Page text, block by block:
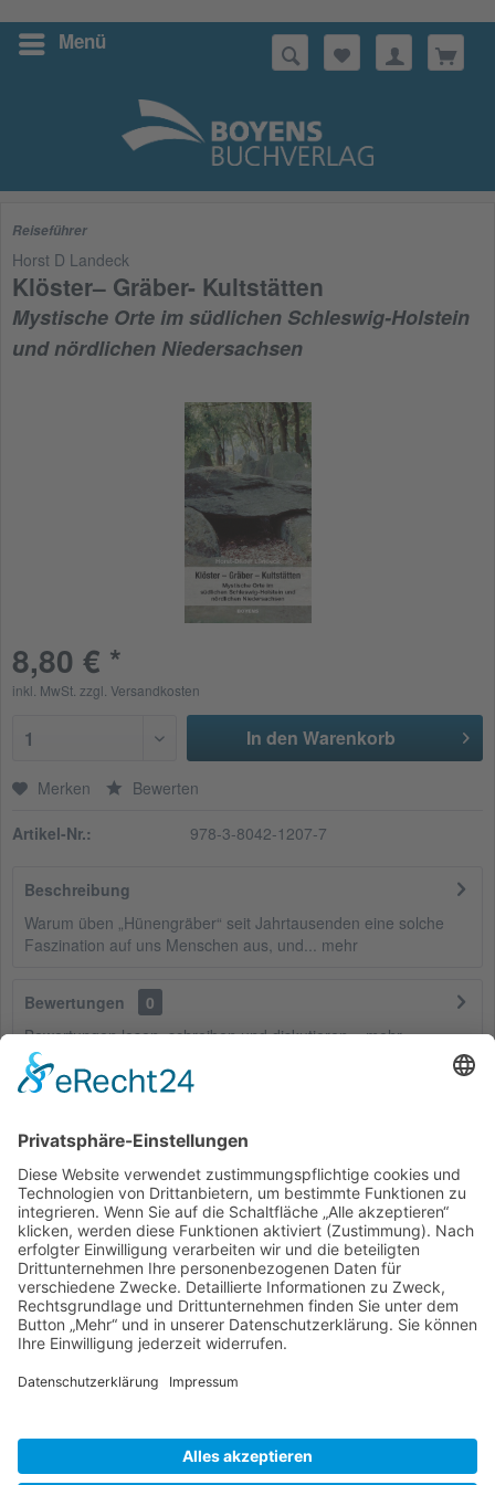
Menü
Suchen
Reiseführer
Horst D Landeck
Klöster– Gräber- Kultstätten
Mystische Orte im südlichen Schleswig-Holstein
und nördlichen Niedersachsen
8,80 € *
inkl. MwSt. zzgl. Versandkosten
1 In den Warenkorb
Merken Bewerten
Artikel-Nr.: 978-3-8042-1207-7
Beschreibung
Warum üben „Hünengräber“ seit Jahrtausenden eine solche
Faszination auf uns Menschen aus, und... mehr
Bewertungen
0
Bewertungen lesen, schreiben und diskutieren...mehr
Kunden haben sich ebenfalls angesehen
Service Hotline
Shop Service
Informationen
* Alle Preise inkl. gesetzl. Mehrwertsteuer zzgl.Versandkostenund ggf.
Nachnahmegebühren, wenn nicht anders beschrieben
Bestellung Downloads
Widerrufsbelehrung Datenschutz